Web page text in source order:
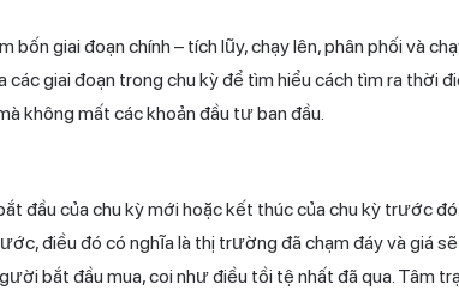
giai đoạn chính – tích lũy, chạy lên, phân phối và
các giai đoạn trong chu kỳ để tìm hiểu cách tìm ra thời
không mất các khoản đầu tư ban đầu.
đầu của chu kỳ mới hoặc kết thúc của chu kỳ trước đó.
điều đó có nghĩa là thị trường đã chạm đáy và giá
bắt đầu mua, coi như điều tồi tệ nhất đã qua. Tâm